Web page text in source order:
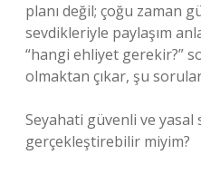
planı değil; çoğu zaman
sevdikleriyle paylaşım
“hangi ehliyet gerekir?”
olmaktan çıkar, şu
Seyahati güvenli ve yasal
gerçekleştirebilir miyim?